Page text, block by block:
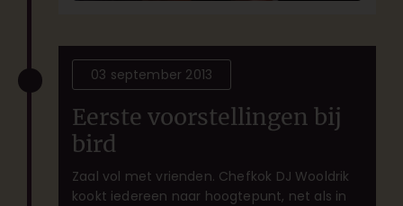
03 september 2013
Eerste voorstellingen bij
bird
Zaal vol met vrienden. Chefkok DJ Wooldrik
kookt iedereen naar hoogtepunt, net als in